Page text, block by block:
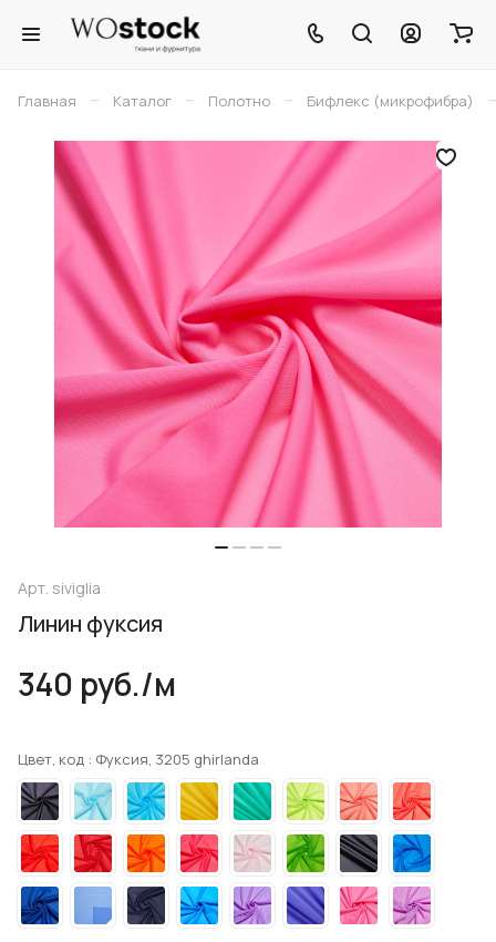
Главная – Каталог – Полотно – Бифлекс (микрофибра) –
Арт. siviglia
Линин фуксия
340 руб./м
Цвет, код : Фуксия, 3205 ghirlanda